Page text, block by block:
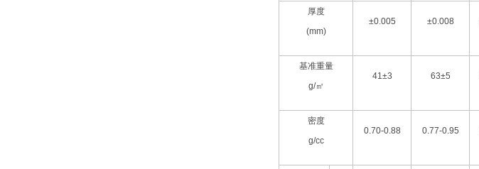
厚度
(mm)
±0.005 ±0.008
基准重量
g/㎡
41±3 63±5
密度
g/cc
0.70-0.88 0.77-0.95